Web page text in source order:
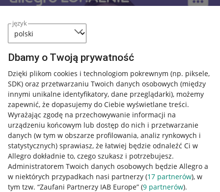
język
Dbamy o Twoją prywatność
Dzięki plikom cookies i technologiom pokrewnym (np. piksele,
SDK) oraz przetwarzaniu Twoich danych osobowych (między
innymi unikalne identyfikatory, dane przeglądarki), możemy
zapewnić, że dopasujemy do Ciebie wyświetlane treści.
Wyrażając zgodę na przechowywanie informacji na
urządzeniu końcowym lub dostęp do nich i przetwarzanie
danych (w tym w obszarze profilowania, analiz rynkowych i
statystycznych) sprawiasz, że łatwiej będzie odnaleźć Ci w
Allegro dokładnie to, czego szukasz i potrzebujesz.
Administratorem Twoich danych osobowych będzie Allegro a
w niektórych przypadkach nasi partnerzy (17 partnerów), w
tym tzw. “Zaufani Partnerzy IAB Europe” (9 partnerów).
Przydatne informacje